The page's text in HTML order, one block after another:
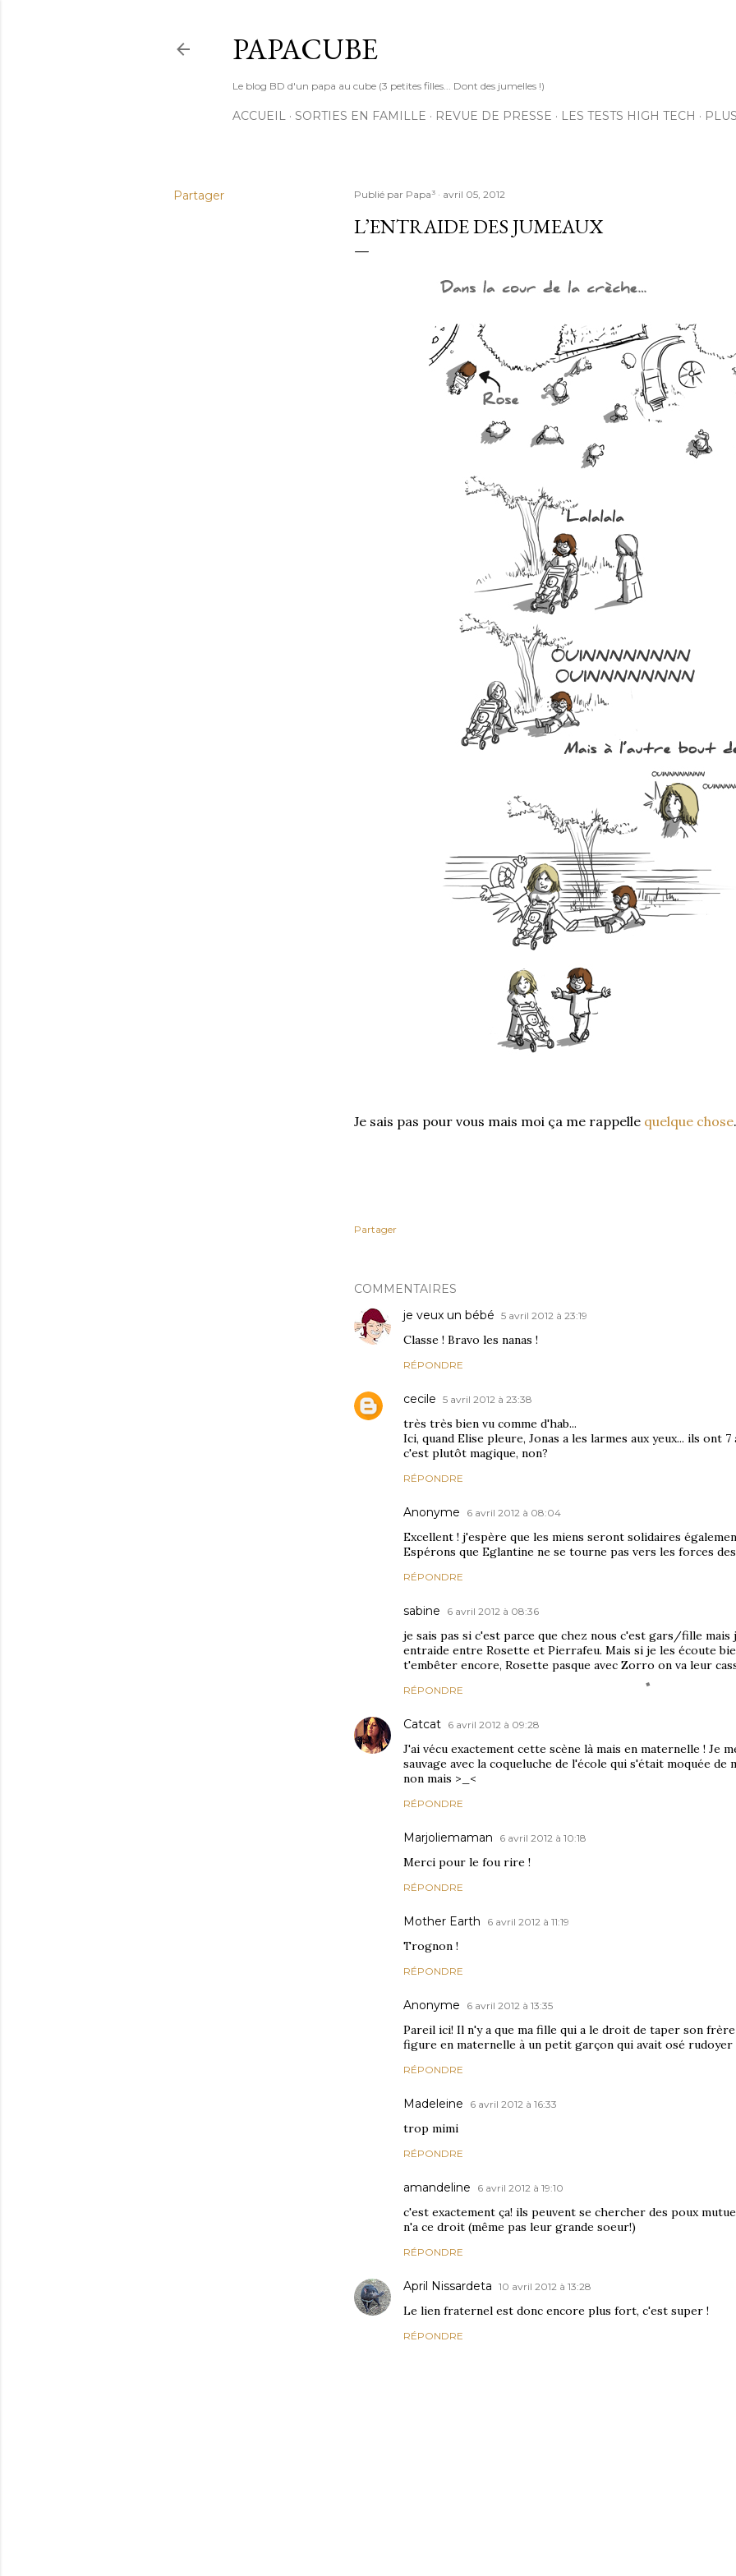
PAPACUBE
Le blog BD d'un papa au cube (3 petites filles... Dont des jumelles !)
ACCUEIL SORTIES EN FAMILLE REVUE DE PRESSE LES TESTS HIGH TECH
Partager Publié par Papa³ avril 05, 2012
L’ENTRAIDE DES JUMEAUX
Je sais pas pour vous mais moi ça me rappelle quelque chose.
Partager
COMMENTAIRES
je veux un bébé 5 avril 2012 à 23:19
Classe ! Bravo les nanas !
RÉPONDRE
cecile 5 avril 2012 à 23:38
très très bien vu comme d'hab...
Ici, quand Elise pleure, Jonas a les larmes aux yeux... ils ont 7
c'est plutôt magique, non?
RÉPONDRE
Anonyme 6 avril 2012 à 08:04
Excellent ! j'espère que les miens seront solidaires
Espérons que Eglantine ne se tourne pas vers les forces
RÉPONDRE
sabine 6 avril 2012 à 08:36
je sais pas si c'est parce que chez nous c'est gars/fille mais
entraide entre Rosette et Pierrafeu. Mais si je les écoute
t'embêter encore, Rosette pasque avec Zorro on va leur
RÉPONDRE
Catcat 6 avril 2012 à 09:28
J'ai vécu exactement cette scène là mais en maternelle ! Je
sauvage avec la coqueluche de l'école qui s'était moquée de
non mais >_<
RÉPONDRE
Marjoliemaman 6 avril 2012 à 10:18
Merci pour le fou rire !
RÉPONDRE
Mother Earth 6 avril 2012 à 11:19
Trognon !
RÉPONDRE
Anonyme 6 avril 2012 à 13:35
Pareil ici! Il n'y a que ma fille qui a le droit de taper son frère
figure en maternelle à un petit garçon qui avait osé rudoyer
RÉPONDRE
Madeleine 6 avril 2012 à 16:33
trop mimi
RÉPONDRE
amandeline 6 avril 2012 à 19:10
c'est exactement ça! ils peuvent se chercher des poux
n'a ce droit (même pas leur grande soeur!)
RÉPONDRE
April Nissardeta 10 avril 2012 à 13:28
Le lien fraternel est donc encore plus fort, c'est super !
RÉPONDRE